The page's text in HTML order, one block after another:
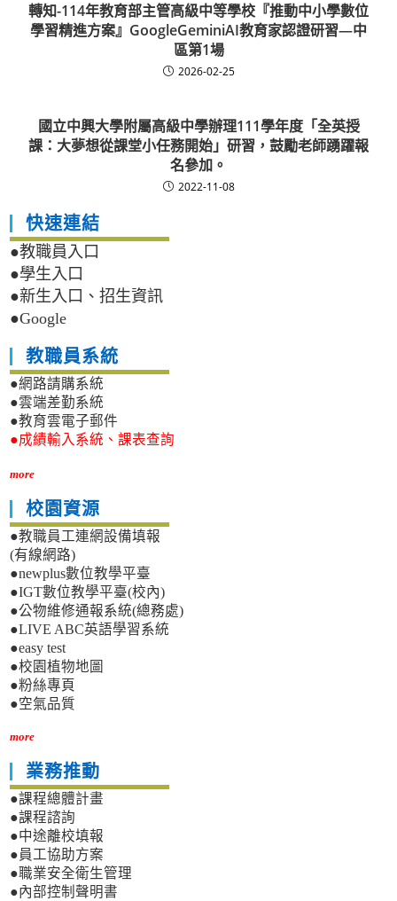
轉知-114年教育部主管高級中等學校『推動中小學數位
學習精進方案』GoogleGeminiAI教育家認證研習—中
區第1場
2026-02-25
國立中興大學附屬高級中學辦理111學年度「全英授
課：大夢想從課堂小任務開始」研習，鼓勵老師踴躍報
名參加。
2022-11-08
快速連結
●教職員入口
●學生入口
●新生入口、招生資訊
●Google
教職員系統
●網路請購系統
●雲端差勤系統
●教育雲電子郵件
●成績輸入系統、課表查詢
more
校園資源
●教職員工連網設備填報
(有線網路)
●newplus數位教學平臺
●IGT數位教學平臺(校內)
●公物維修通報系統(總務處)
●LIVE ABC英語學習系統
●easy test
●校園植物地圖
●粉絲專頁
●空氣品質
more
業務推動
●課程總體計畫
●課程諮詢
●中途離校填報
●員工協助方案
●職業安全衛生管理
●內部控制聲明書